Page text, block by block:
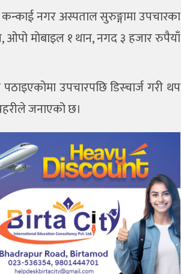
नगर अस्पताल सुरुङ्गामा उपचारका
ओपो मोबाइल १ थान, नगद ३ हजार रुपैयाँ
उपचारपछि डिस्चार्ज गरी थप
जनाएको छ।